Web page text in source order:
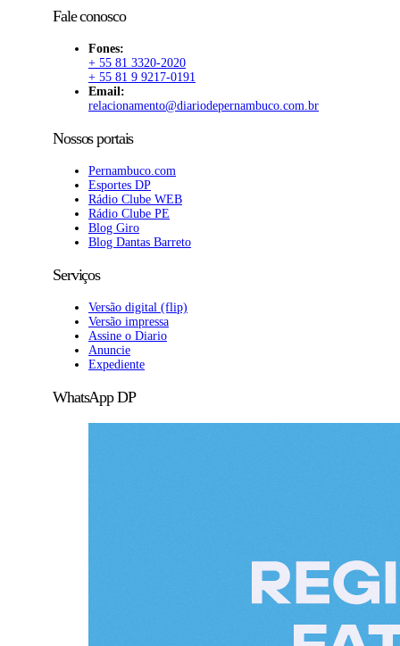
Fale conosco
Fones:
+ 55 81 3320-2020
+ 55 81 9 9217-0191
Email:
relacionamento@diariodepernambuco.com.br
Nossos portais
Pernambuco.com
Esportes DP
Rádio Clube WEB
Rádio Clube PE
Blog Giro
Blog Dantas Barreto
Serviços
Versão digital (flip)
Versão impressa
Assine o Diario
Anuncie
Expediente
WhatsApp DP